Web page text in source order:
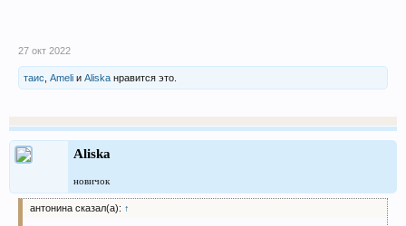
27 окт 2022
таис Ameli и Aliska нравится это.
Aliska
новичок
антонина сказал(а): ↑